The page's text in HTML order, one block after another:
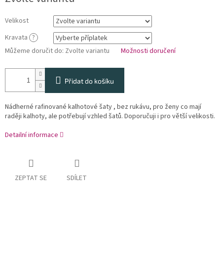
Velikost
Kravata ?
Můžeme doručit do: Zvolte variantu Možnosti doručení
Přidat do košíku
Nádherné rafinované kalhotové šaty , bez rukávu, pro ženy co mají
raději kalhoty, ale potřebují vzhled šatů. Doporučuji i pro větší velikosti.
Detailní informace
ZEPTAT SE SDÍLET